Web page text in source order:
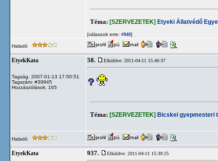
Téma: [SZERVEZETEK] Etyeki Állatvédő
[válaszok erre: #940]
Haladó
EtyekKata
Tagság: 2007-01-13 17:50:51
Tagszám: #39945
Hozzászólások: 165
58. Elküldve: 2011-04-11 15:40:37
Téma: [SZERVEZETEK] Bicskei gyepmesteri
Haladó
EtyekKata 937. Elküldve: 2011-04-11 15:39:25